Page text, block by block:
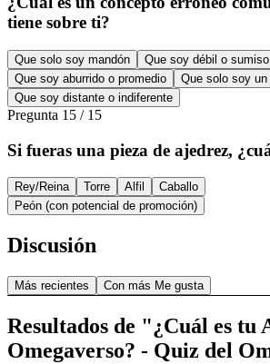
tiene sobre ti?
Que solo soy mandón
Que soy débil o sumiso
Que soy aburrido o promedio
Que solo soy un
Que soy distante o indiferente
Pregunta 15 / 15
Si fueras una pieza de ajedrez,
Rey/Reina Torre Alfil
Caballo
Peón (con potencial de promoción)
Discusión
Más recientes Con más Me gusta
Resultados de "¿Cuál es tu
Omegaverso? - Quiz del